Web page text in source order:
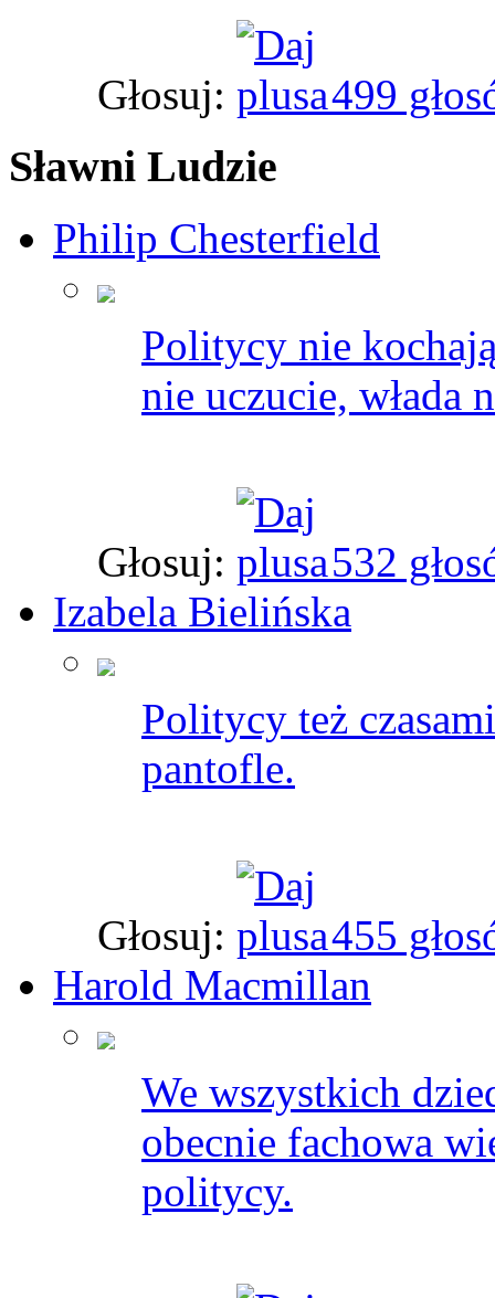
Głosuj: 499
Sławni Ludzie
Philip Chesterfield
Politycy nie
nie uczucie, włada
Głosuj:
532
Izabela Bielińska
Politycy też
pantofle.
Głosuj:
455
Harold Macmillan
We wszystkich
obecnie fachowa
politycy.